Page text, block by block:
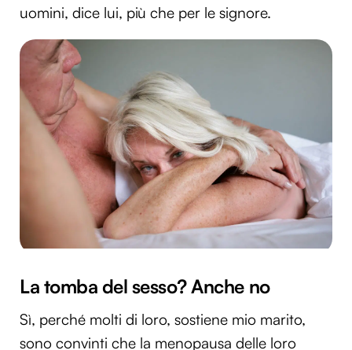
uomini, dice lui, più che per le signore.
La tomba del sesso? Anche no
Sì, perché molti di loro, sostiene mio marito,
sono convinti che la menopausa delle loro